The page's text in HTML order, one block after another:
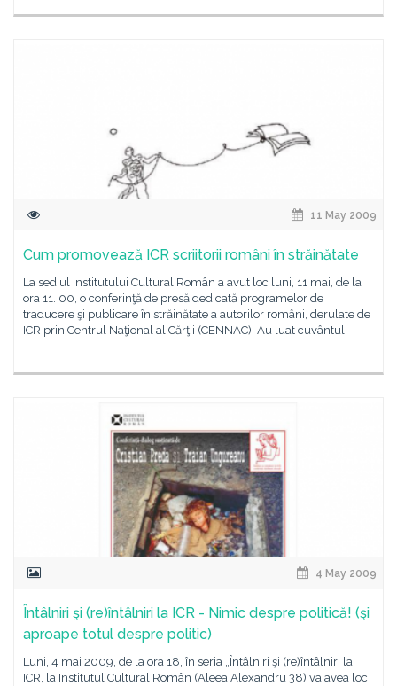
11 May 2009
Cum promovează ICR scriitorii români în străinătate
La sediul Institutului Cultural Român a avut loc luni, 11 mai, de la
ora 11. 00, o conferinţă de presă dedicată programelor de
traducere şi publicare în străinătate a autorilor români, derulate de
ICR prin Centrul Naţional al Cărţii (CENNAC). Au luat cuvântul
4 May 2009
Întâlniri şi (re)întâlniri la ICR - Nimic despre politică! (şi
aproape totul despre politic)
Luni, 4 mai 2009, de la ora 18, în seria „Întâlniri şi (re)întâlniri la
ICR, la Institutul Cultural Român (Aleea Alexandru 38) va avea loc